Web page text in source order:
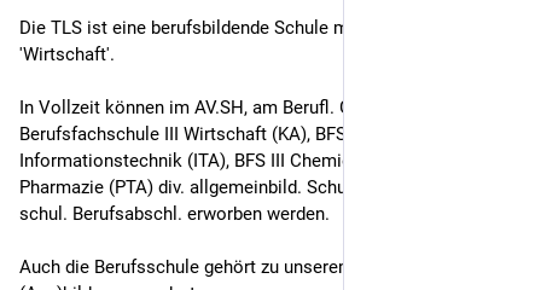
Die TLS ist eine berufsbildende Schule mit dem Schwerpunkt
'Wirtschaft'.
In Vollzeit können im AV.SH, am Berufl. Gym., der
Berufsfachschule III Wirtschaft (KA), BFS III
Informationstechnik (ITA), BFS III Chemie (CTA) und BFS III
Pharmazie (PTA) div. allgemeinbild. Schulabschlüsse und
schul. Berufsabschl. erworben werden.
Auch die Berufsschule gehört zu unserem